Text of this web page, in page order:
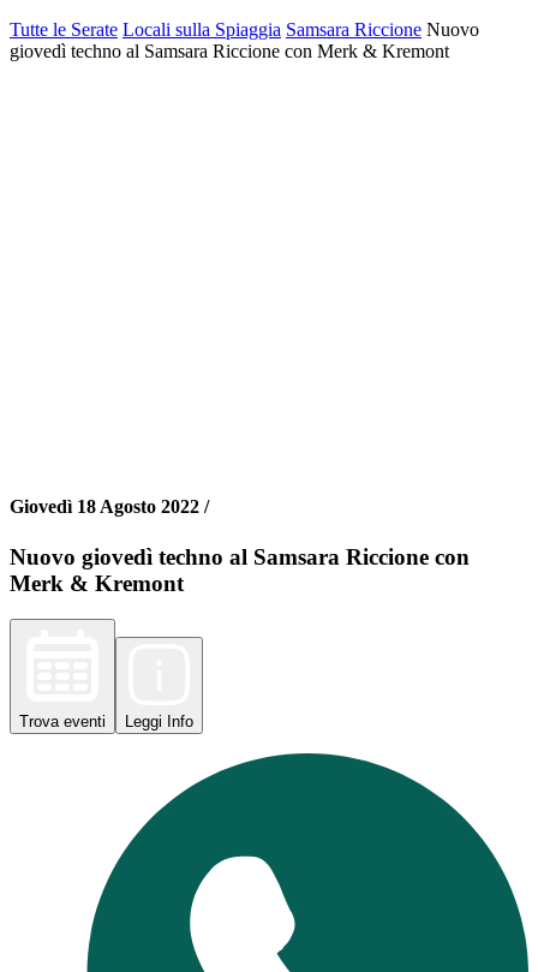
Tutte le Serate Locali sulla Spiaggia Samsara Riccione Nuovo
giovedì techno al Samsara Riccione con Merk & Kremont
Giovedì 18 Agosto 2022 /
Nuovo giovedì techno al Samsara Riccione con
Merk & Kremont
Trova eventi Leggi Info